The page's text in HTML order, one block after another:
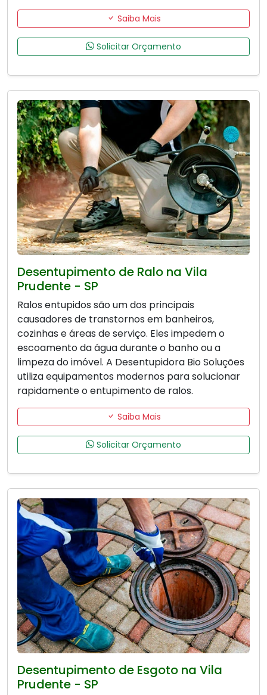
Saiba Mais
Solicitar Orçamento
Desentupimento de Ralo na Vila
Prudente - SP
Ralos entupidos são um dos principais
causadores de transtornos em banheiros,
cozinhas e áreas de serviço. Eles impedem o
escoamento da água durante o banho ou a
limpeza do imóvel. A Desentupidora Bio Soluções
utiliza equipamentos modernos para solucionar
rapidamente o entupimento de ralos.
Saiba Mais
Solicitar Orçamento
Desentupimento de Esgoto na Vila
Prudente - SP